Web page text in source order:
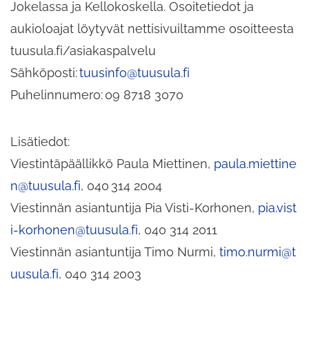
Jokelassa ja Kellokoskella. Osoitetiedot ja
aukioloajat löytyvät nettisivuiltamme osoitteesta
tuusula.fi/asiakaspalvelu
Sähköposti:tuusinfo@tuusula.fi
Puhelinnumero: 09 8718 3070
Lisätiedot:
Viestintäpäällikkö Paula Miettinen, paula.miettine
n@tuusula.fi, 040 314 2004
Viestinnän asiantuntija Pia Visti-Korhonen, pia.vist
i-korhonen@tuusula.fi, 040 314 2011
Viestinnän asiantuntija Timo Nurmi, timo.nurmi@t
uusula.fi, 040 314 2003